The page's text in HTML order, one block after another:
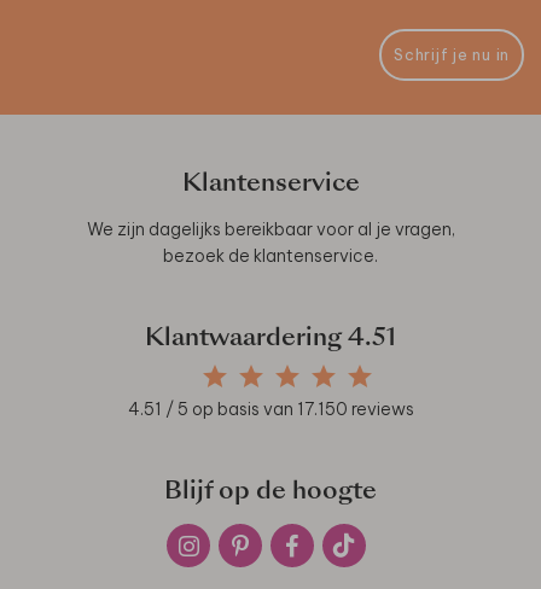
Schrijf je nu in
Klantenservice
We zijn dagelijks bereikbaar voor al je vragen,
bezoek de klantenservice.
Klantwaardering 4.51
4.51 / 5 op basis van 17.150 reviews
Blijf op de hoogte